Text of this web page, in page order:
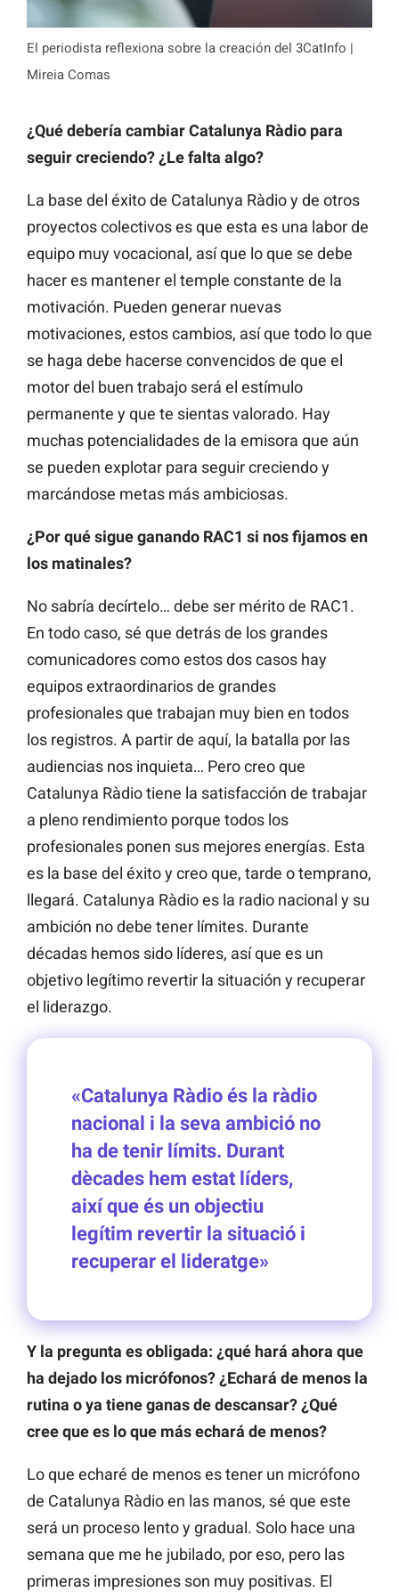
El periodista reflexiona sobre la creación del 3CatInfo |
Mireia Comas
¿Qué debería cambiar Catalunya Ràdio para
seguir creciendo? ¿Le falta algo?
La base del éxito de Catalunya Ràdio y de otros
proyectos colectivos es que esta es una labor de
equipo muy vocacional, así que lo que se debe
hacer es mantener el temple constante de la
motivación. Pueden generar nuevas
motivaciones, estos cambios, así que todo lo que
se haga debe hacerse convencidos de que el
motor del buen trabajo será el estímulo
permanente y que te sientas valorado. Hay
muchas potencialidades de la emisora que aún
se pueden explotar para seguir creciendo y
marcándose metas más ambiciosas.
¿Por qué sigue ganando RAC1 si nos fijamos en
los matinales?
No sabría decírtelo… debe ser mérito de RAC1.
En todo caso, sé que detrás de los grandes
comunicadores como estos dos casos hay
equipos extraordinarios de grandes
profesionales que trabajan muy bien en todos
los registros. A partir de aquí, la batalla por las
audiencias nos inquieta… Pero creo que
Catalunya Ràdio tiene la satisfacción de trabajar
a pleno rendimiento porque todos los
profesionales ponen sus mejores energías. Esta
es la base del éxito y creo que, tarde o temprano,
llegará. Catalunya Ràdio es la radio nacional y su
ambición no debe tener límites. Durante
décadas hemos sido líderes, así que es un
objetivo legítimo revertir la situación y recuperar
el liderazgo.
«Catalunya Ràdio és la ràdio
nacional i la seva ambició no
ha de tenir límits. Durant
dècades hem estat líders,
així que és un objectiu
legítim revertir la situació i
recuperar el lideratge»
Y la pregunta es obligada: ¿qué hará ahora que
ha dejado los micrófonos? ¿Echará de menos la
rutina o ya tiene ganas de descansar? ¿Qué
cree que es lo que más echará de menos?
Lo que echaré de menos es tener un micrófono
de Catalunya Ràdio en las manos, sé que este
será un proceso lento y gradual. Solo hace una
semana que me he jubilado, por eso, pero las
primeras impresiones son muy positivas. El